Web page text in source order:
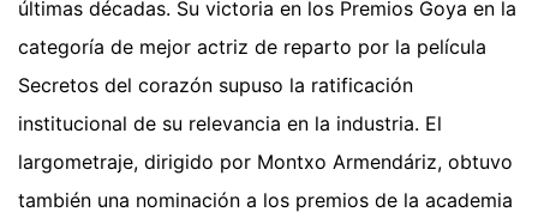
últimas décadas. Su victoria en los Premios Goya en la
categoría de mejor actriz de reparto por la película
Secretos del corazón supuso la ratificación
institucional de su relevancia en la industria. El
largometraje, dirigido por Montxo Armendáriz, obtuvo
también una nominación a los premios de la academia